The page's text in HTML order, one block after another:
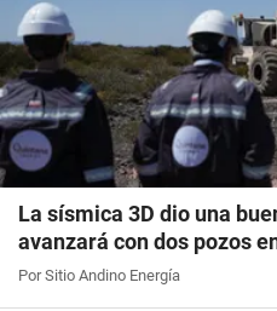
La sísmica 3D dio una
avanzará con dos pozos
Por Sitio Andino Energía